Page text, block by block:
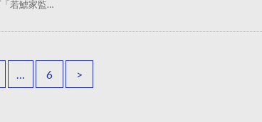
若鯱家監…
… 6 >